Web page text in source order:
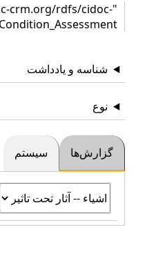
crm.org/rdfs/cidoc-
شناسه و یادداشت
نوع
گزارش‌ها سیستم